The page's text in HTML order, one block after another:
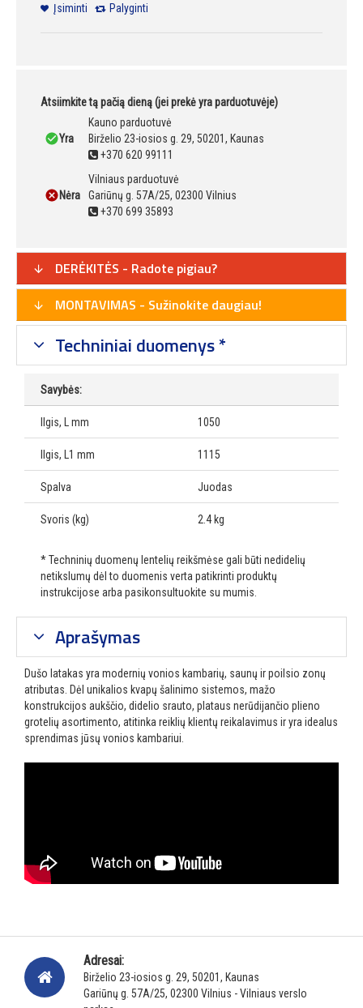
Įsiminti Palyginti
Atsiimkite tą pačią dieną (jei prekė yra parduotuvėje)
Yra
Kauno parduotuvė
Birželio 23-iosios g. 29, 50201, Kaunas
+370 620 99111
Nėra
Vilniaus parduotuvė
Gariūnų g. 57A/25, 02300 Vilnius
+370 699 35893
DERĖKITĖS - Radote pigiau?
MONTAVIMAS - Sužinokite daugiau!
Techniniai duomenys *
Savybės:
Ilgis, L mm 1050
Ilgis, L1 mm 1115
Spalva Juodas
Svoris (kg) 2.4 kg
* Techninių duomenų lentelių reikšmėse gali būti nedidelių
netikslumų dėl to duomenis verta patikrinti produktų
instrukcijose arba pasikonsultuokite su mumis.
Aprašymas
Dušo latakas yra modernių vonios kambarių, saunų ir poilsio zonų
atributas. Dėl unikalios kvapų šalinimo sistemos, mažo
konstrukcijos aukščio, didelio srauto, plataus nerūdijančio plieno
grotelių asortimento, atitinka reiklių klientų reikalavimus ir yra idealus
sprendimas jūsų vonios kambariui.
Adresai:
Birželio 23-iosios g. 29, 50201, Kaunas
Gariūnų g. 57A/25, 02300 Vilnius - Vilniaus verslo